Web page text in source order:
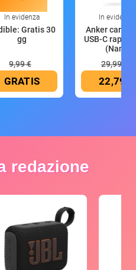
In evidenza
Gratis 30
gg
9,99 €
GRATIS
In evidenza
Anker
USB-C rapido
(Nano
29,99 €
22,79 €
redazione